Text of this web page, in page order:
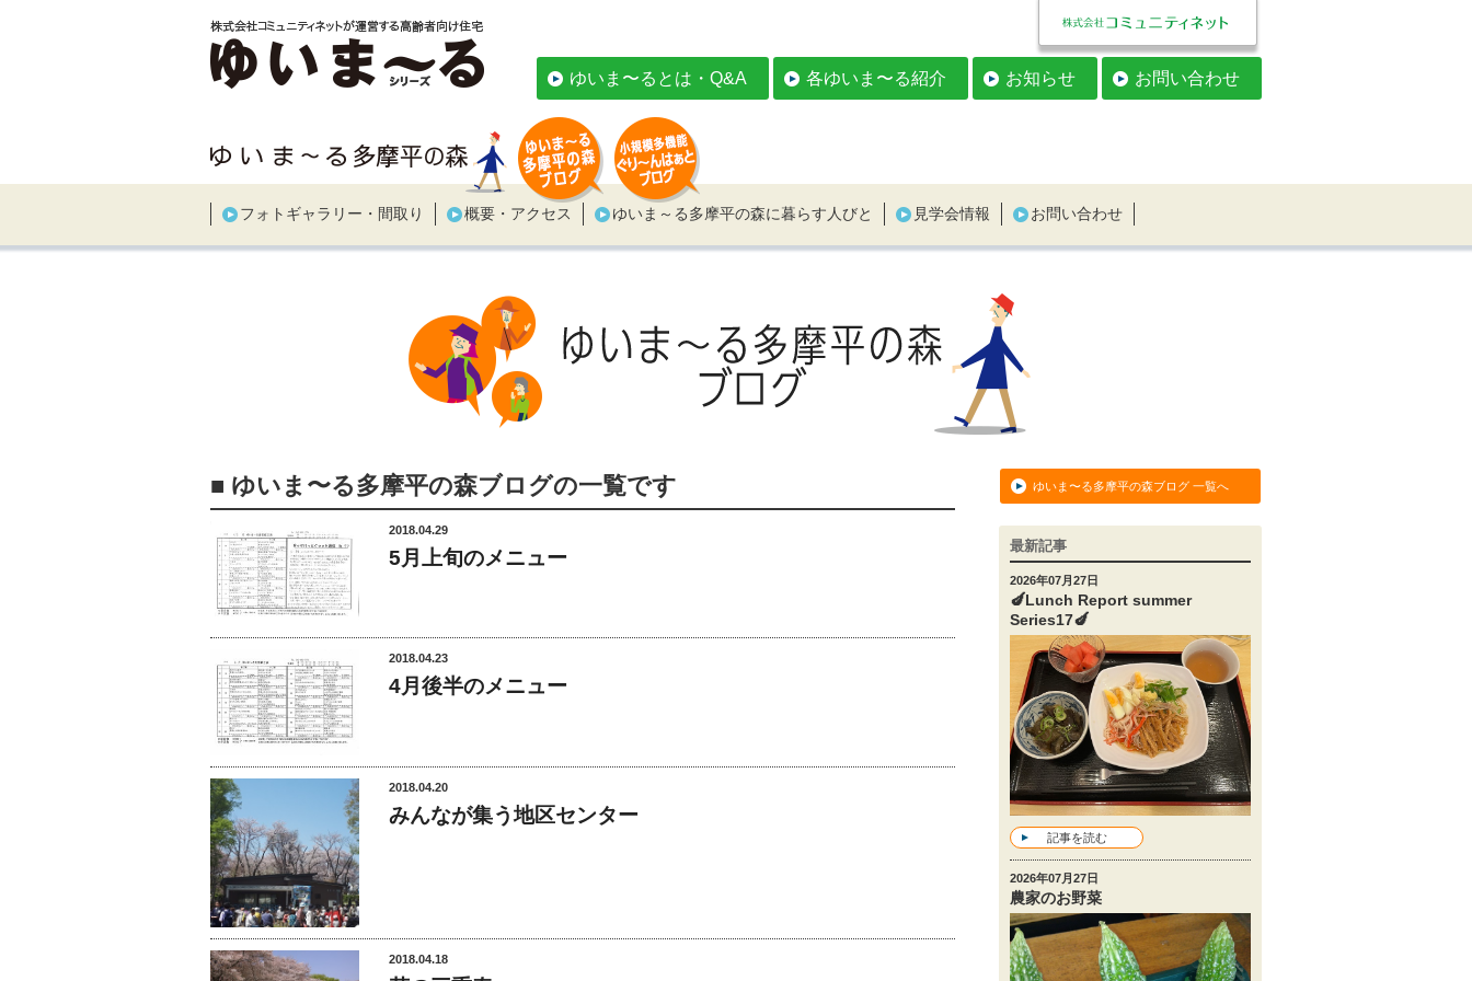
ゆいま〜るとは・Q&A 各ゆいま〜る紹介 お知らせ お問い合わせ
フォトギャラリー・間取り 概要・アクセス ゆいま～る多摩平の森に暮らす人びと 見学会情報 お問い合わせ
■ ゆいま〜る多摩平の森ブログの一覧です
2018.04.29
5月上旬のメニュー
2018.04.23
4月後半のメニュー
2018.04.20
みんなが集う地区センター
2018.04.18
ゆいま〜る多摩平の森ブログ 一覧へ
最新記事
2026年07月27日
🍆Lunch Report summer
Series17🍆
記事を読む
2026年07月27日
農家のお野菜